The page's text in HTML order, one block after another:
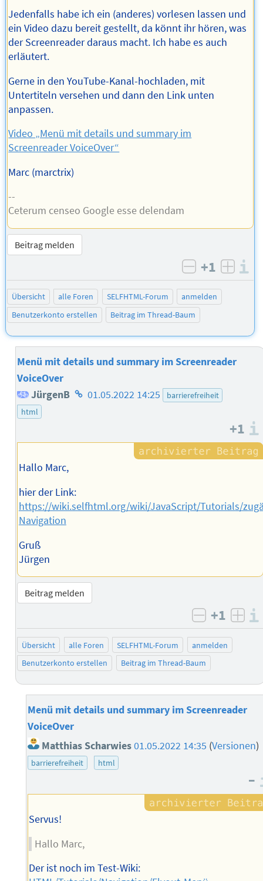
Jedenfalls habe ich ein (anderes) vorlesen lassen und
ein Video dazu bereit gestellt, da könnt ihr hören, was
der Screenreader daraus macht. Ich habe es auch
erläutert.
Gerne in den YouTube-Kanal-hochladen, mit
Untertiteln versehen und dann den Link unten
anpassen.
Video „Menü mit details und summary im
Screenreader VoiceOver“
Marc (marctrix)
--
Ceterum censeo Google esse delendam
Beitrag melden
negativ
+1
Übersicht alle Foren SELFHTML-Forum
anmelden
Benutzerkonto erstellen
Beitrag im Thread-Baum
Menü mit details und summary im Screenreader
VoiceOver
JürgenB Homepage
01.05.2022 14:25
barrierefreiheit
html
+1
Hallo Marc,
hier der Link:
https://wiki.selfhtml.org/wiki/JavaScript/Tutorials/
Navigation
Gruß
Jürgen
Beitrag melden
negativ
+1
Übersicht alle Foren SELFHTML-Forum
anmelden
Benutzerkonto erstellen
Beitrag im Thread-Baum
Menü mit details und summary im Screenreader
VoiceOver
Matthias Scharwies01.05.2022 14:35 (Versionen)
barrierefreiheit html
–
Servus!
Hallo Marc,
Der ist noch im Test-Wiki: